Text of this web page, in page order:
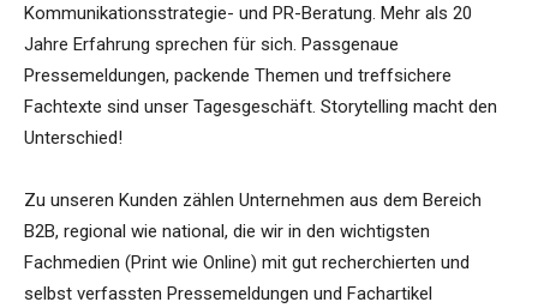
Kommunikationsstrategie- und PR-Beratung. Mehr als 20
Jahre Erfahrung sprechen für sich. Passgenaue
Pressemeldungen, packende Themen und treffsichere
Fachtexte sind unser Tagesgeschäft. Storytelling macht den
Unterschied!
Zu unseren Kunden zählen Unternehmen aus dem Bereich
B2B, regional wie national, die wir in den wichtigsten
Fachmedien (Print wie Online) mit gut recherchierten und
selbst verfassten Pressemeldungen und Fachartikel